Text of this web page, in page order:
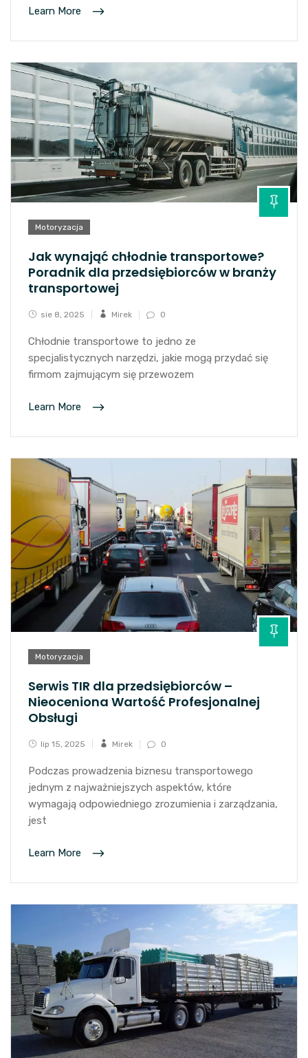
Learn More
Motoryzacja
Jak wynająć chłodnie transportowe?
Poradnik dla przedsiębiorców w branży
transportowej
sie 8, 2025 Mirek 0
Chłodnie transportowe to jedno ze
specjalistycznych narzędzi, jakie mogą przydać się
firmom zajmującym się przewozem
Learn More
Motoryzacja
Serwis TIR dla przedsiębiorców –
Nieoceniona Wartość Profesjonalnej
Obsługi
lip 15, 2025 Mirek 0
Podczas prowadzenia biznesu transportowego
jednym z najważniejszych aspektów, które
wymagają odpowiedniego zrozumienia i zarządzania,
jest
Learn More